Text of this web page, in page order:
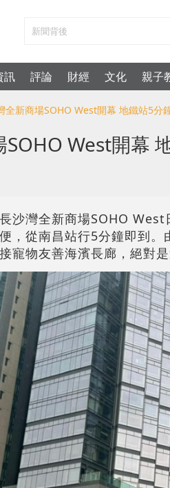
訊 評論 財經 文化 親子
全新商場SOHO West開幕 地鐵站5分
West開幕
長沙灣全新商場SOHO West
，從南昌站行5分鐘即到。
寵物友善海濱長廊，絕對是